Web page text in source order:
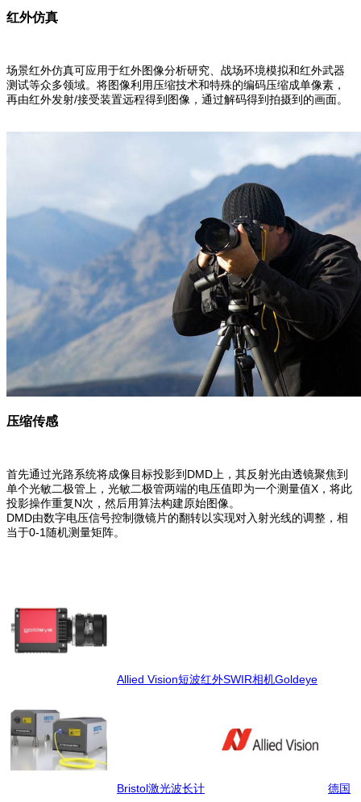
红外仿真
场景红外仿真可应用于红外图像分析研究、战场环境模拟和红外武器
测试等众多领域。将图像利用压缩技术和特殊的编码压缩成单像素，
再由红外发射/接受装置远程得到图像，通过解码得到拍摄到的画面。
压缩传感
首先通过光路系统将成像目标投影到DMD上，其反射光由透镜聚焦到
单个光敏二极管上，光敏二极管两端的电压值即为一个测量值X，将此
投影操作重复N次，然后用算法构建原始图像。
DMD由数字电压信号控制微镜片的翻转以实现对入射光线的调整，相
当于0-1随机测量矩阵。
Allied Vision短波红外SWIR相机Goldeye
Bristol激光波长计 德国